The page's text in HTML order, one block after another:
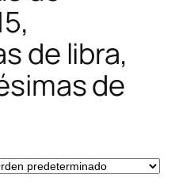
de libra,
de